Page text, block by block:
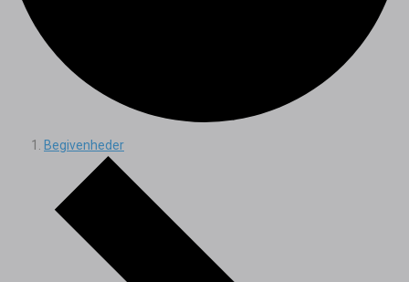
Begivenheder